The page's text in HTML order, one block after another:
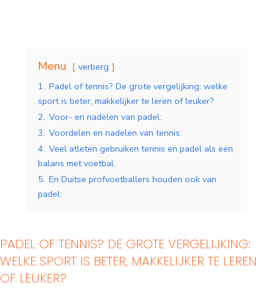
Menu
verberg
1. Padel of tennis? De grote vergelijking: welke
sport is beter, makkelijker te leren of leuker?
2. Voor- en nadelen van padel:
3. Voordelen en nadelen van tennis:
4. Veel atleten gebruiken tennis en padel als een
balans met voetbal.
5. En Duitse profvoetballers houden ook van
padel:
PADEL OF TENNIS? DE GROTE VERGELIJKING:
WELKE SPORT IS BETER, MAKKELIJKER TE LEREN
OF LEUKER?